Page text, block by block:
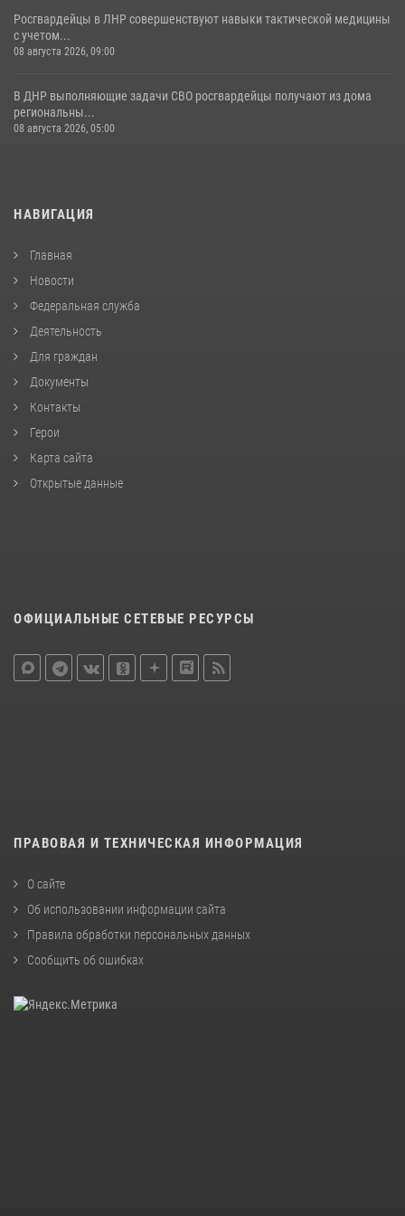
Росгвардейцы в ЛНР совершенствуют навыки тактической медицины
с учетом...
08 августа 2026, 09:00
В ДНР выполняющие задачи СВО росгвардейцы получают из дома
региональны...
08 августа 2026, 05:00
НАВИГАЦИЯ
Главная
Новости
Федеральная служба
Деятельность
Для граждан
Документы
Контакты
Герои
Карта сайта
Открытые данные
ОФИЦИАЛЬНЫЕ СЕТЕВЫЕ РЕСУРСЫ
ПРАВОВАЯ И ТЕХНИЧЕСКАЯ ИНФОРМАЦИЯ
О сайте
Об использовании информации сайта
Правила обработки персональных данных
Сообщить об ошибках